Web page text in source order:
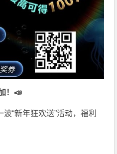
！📣
“新年狂欢送”活动，福利